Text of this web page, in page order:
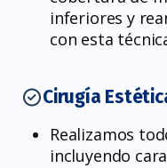
inferiores y
con esta
Cirugía
Realizamos
incluyendo